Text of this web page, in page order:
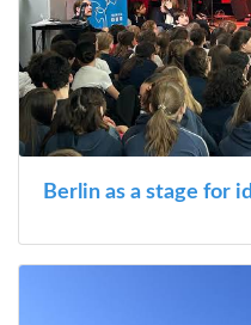
Berlin as a stage for